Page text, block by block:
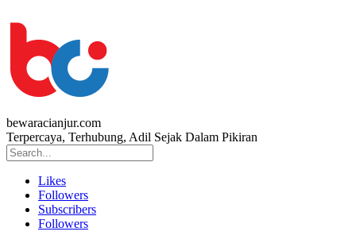
bewaracianjur.com
Terpercaya, Terhubung, Adil Sejak Dalam Pikiran
Likes
Followers
Subscribers
Followers